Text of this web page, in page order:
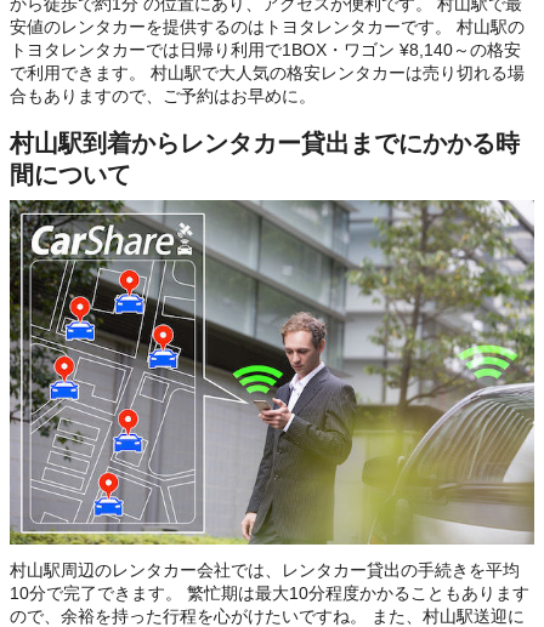
安値のレンタカーを提供するのはトヨタレンタカーです。 村山駅の
トヨタレンタカーでは日帰り利用で1BOX・ワゴン ¥8,140～の格安
で利用できます。 村山駅で大人気の格安レンタカーは売り切れる場
合もありますので、ご予約はお早めに。
村山駅到着からレンタカー貸出までにかかる時
間について
村山駅周辺のレンタカー会社では、レンタカー貸出の手続きを平均
10分で完了できます。 繁忙期は最大10分程度かかることもあります
ので、余裕を持った行程を心がけたいですね。 また、村山駅送迎に